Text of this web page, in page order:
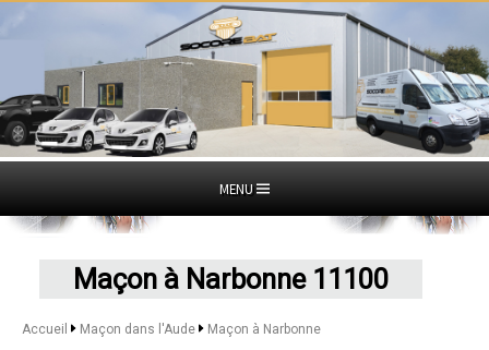
MENU
Maçon à Narbonne 11100
Accueil Maçon dans l'Aude Maçon à Narbonne